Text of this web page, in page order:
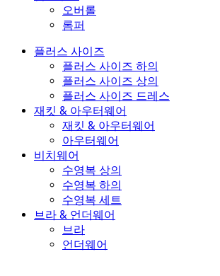
오버롤
롬퍼
플러스 사이즈
플러스 사이즈 하의
플러스 사이즈 상의
플러스 사이즈 드레스
재킷 & 아우터웨어
재킷 & 아우터웨어
아우터웨어
비치웨어
수영복 상의
수영복 하의
수영복 세트
브라 & 언더웨어
브라
언더웨어